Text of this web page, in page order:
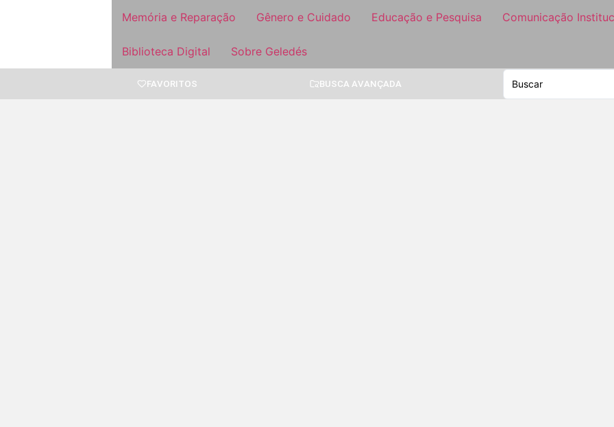
Memória e Reparação Gênero e Cuidado Educação e Pesquisa Comunicação
Biblioteca Digital Sobre Geledés
FAVORITOS BUSCA AVANÇADA